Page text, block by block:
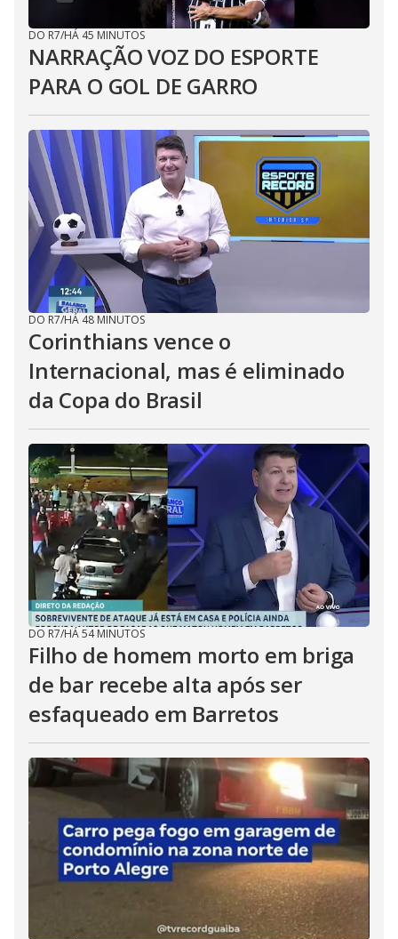
DO R7/HÁ 45 MINUTOS
NARRAÇÃO VOZ DO ESPORTE
PARA O GOL DE GARRO
DO R7/HÁ 48 MINUTOS
Corinthians vence o
Internacional, mas é eliminado
da Copa do Brasil
DO R7/HÁ 54 MINUTOS
Filho de homem morto em briga
de bar recebe alta após ser
esfaqueado em Barretos